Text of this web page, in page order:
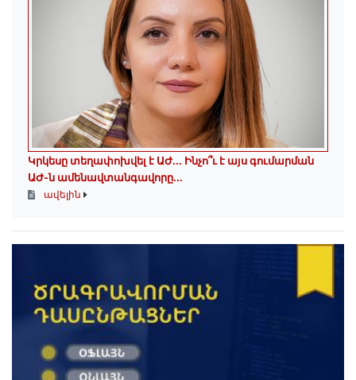
Կրկեսը տեղափոխվել է ԱԺ... Ինչո՞ւ է այս գումարման
ԱԺ-ն ամենավտանգավորը...
ավելին